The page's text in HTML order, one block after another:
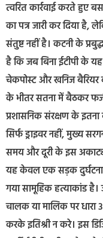
त्वरित कार्रवाई करते हुए
का पत्र जारी कर दिया है,
संतुष्ट नहीं है। कटनी के
है कि जब बिना ईटीपी के
चेकपोस्ट और खनिज
के भीतर सतना में बैठकर
प्रशासनिक संरक्षण के
सिर्फ ड्राइवर नहीं, मुख्य
समय और दूरी के इस
यह केवल एक सड़क दुर्घटना
गया सामूहिक हत्याकांड
चालक या मालिक पर धारा
करके इतिश्री न करे। इस